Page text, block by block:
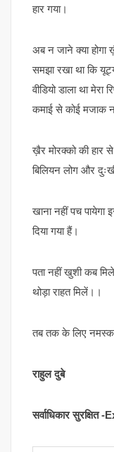
हार गया।
अब न जाने क्या
समझा रखा था कि
वीडियो डाला था मेरा
कमाई से कोई मजाक
ख़ैर मोरक्को की हार
बिलियन लोग और
खाना नहीं पच
दिया गया हैं।
पता नहीं खुशी कब
थोड़ा राहत मिलें।।
तब तक के लिए
राहुल दुबे
सर्वाधिकार